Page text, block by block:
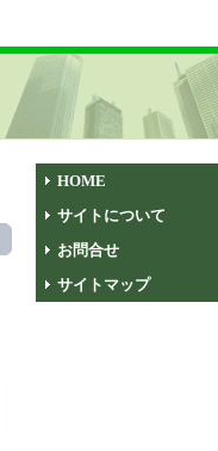
HOME
サイトについて
お問合せ
サイトマップ